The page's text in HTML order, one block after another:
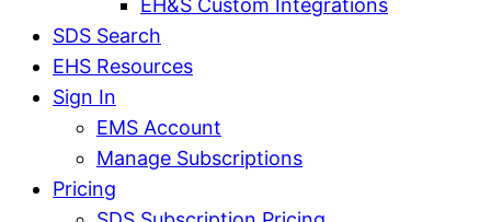
EH&S Custom Integrations
SDS Search
EHS Resources
Sign In
EMS Account
Manage Subscriptions
Pricing